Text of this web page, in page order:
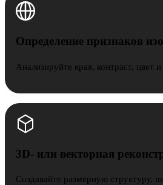
Определение признаков
Анализируйте края, контраст,
3D- или векторная
Создавайте размерную структуру,